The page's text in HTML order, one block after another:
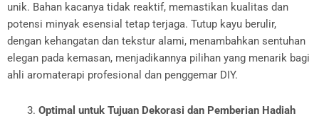
unik. Bahan kacanya tidak reaktif, memastikan kualitas dan
potensi minyak esensial tetap terjaga. Tutup kayu berulir,
dengan kehangatan dan tekstur alami, menambahkan sentuhan
elegan pada kemasan, menjadikannya pilihan yang menarik bagi
ahli aromaterapi profesional dan penggemar DIY.
Optimal untuk Tujuan Dekorasi dan Pemberian Hadiah